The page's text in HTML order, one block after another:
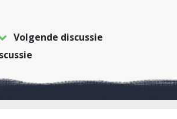
Volgende discussie